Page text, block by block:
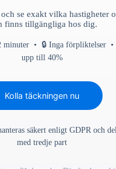
se exakt vilka hastigheter
finns tillgängliga hos dig.
minuter • 🔒 Inga förpliktelser •
upp till 40%
Kolla täckningen nu
säkert enligt GDPR och
med tredje part